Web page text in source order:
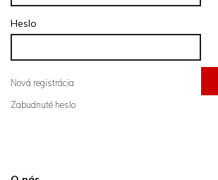
Heslo
Nová registrácia
Zabudnuté heslo